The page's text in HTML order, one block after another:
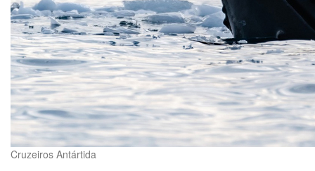
Cruzeiros Antártida